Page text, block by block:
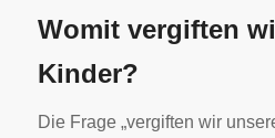
Womit vergiften
Kinder?
Die Frage „vergiften wir